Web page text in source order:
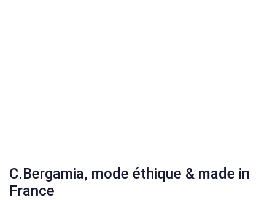
C.Bergamia, mode éthique & made in
France